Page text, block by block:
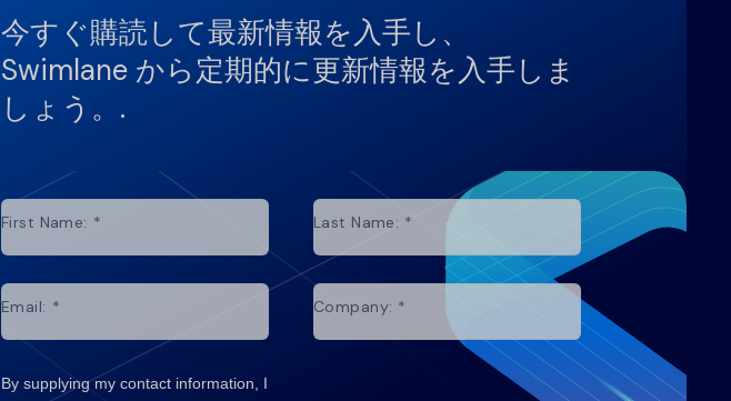
今すぐ購読して最新情報を入手し、
Swimlane から定期的に更新情報を入手しま
しょう。.
*
First Name: *
Last Name:
*
Email: *
Company:
By supplying my contact information, I